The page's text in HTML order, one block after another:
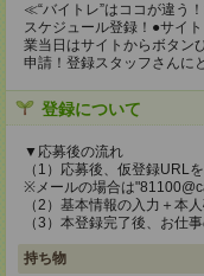
≪“バイトレ”はココが違う
スケジュール登録！●サイ
業当日はサイトからボタン
申請！登録スタッフさんに
登録について
▼応募後の流れ
（1）応募後、仮登録URL
※メールの場合は
（2）基本情報の入力＋本
（3）本登録完了後、お仕
持ち物